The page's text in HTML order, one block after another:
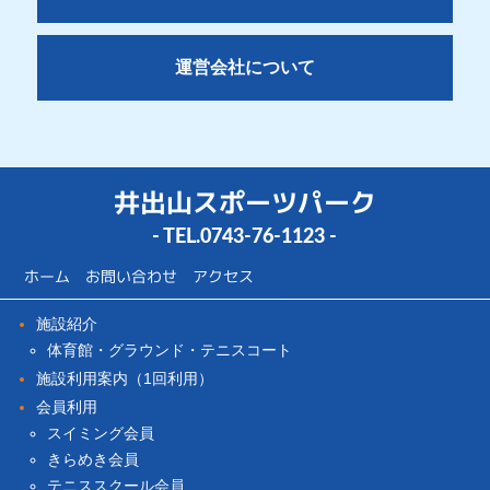
運営会社について
井出山スポーツパーク
- TEL.0743-76-1123 -
ホーム お問い合わせ アクセス
施設紹介
体育館・グラウンド・テニスコート
施設利用案内（1回利用）
会員利用
スイミング会員
きらめき会員
テニススクール会員